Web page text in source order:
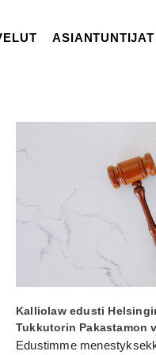
ASIANTUNTIJAT
Kalliolaw edusti
Tukkutorin Pakastamon
Edustimme